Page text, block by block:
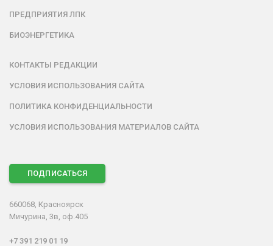
ПРЕДПРИЯТИЯ ЛПК
БИОЭНЕРГЕТИКА
КОНТАКТЫ РЕДАКЦИИ
УСЛОВИЯ ИСПОЛЬЗОВАНИЯ САЙТА
ПОЛИТИКА КОНФИДЕНЦИАЛЬНОСТИ
УСЛОВИЯ ИСПОЛЬЗОВАНИЯ МАТЕРИАЛОВ САЙТА
ПОДПИСАТЬСЯ
660068, Красноярск
Мичурина, 3в, оф.405
+7 391 219 01 19